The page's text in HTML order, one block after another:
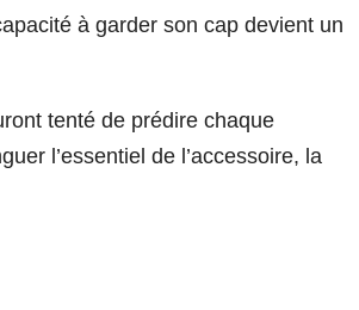
à garder son cap devient un
tenté de prédire chaque
l’essentiel de l’accessoire, la